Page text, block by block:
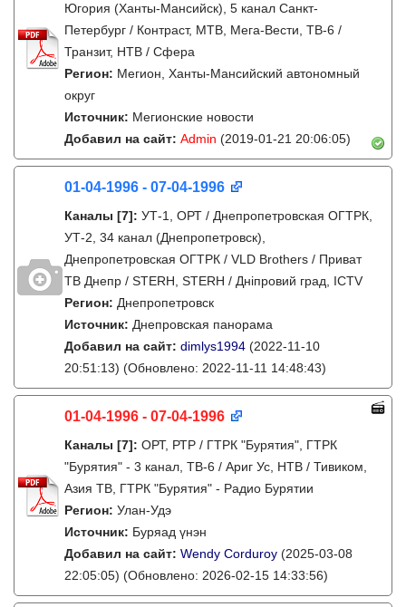
Югория (Ханты-Мансийск), 5 канал Санкт-
Петербург / Контраст, МТВ, Мега-Вести, ТВ-6 /
Транзит, НТВ / Сфера
Регион: Мегион, Ханты-Мансийский автономный
округ
Источник: Мегионские новости
Добавил на сайт: Admin (2019-01-21 20:06:05)
01-04-1996 - 07-04-1996
Каналы [7]: УТ-1, ОРТ / Днепропетровская ОГТРК,
УТ-2, 34 канал (Днепропетровск),
Днепропетровская ОГТРК / VLD Brothers / Приват
ТВ Днепр / STERH, STERH / Дніпровий град, ICTV
Регион: Днепропетровск
Источник: Днепровская панорама
Добавил на сайт: dimlys1994 (2022-11-10
20:51:13) (Обновлено: 2022-11-11 14:48:43)
01-04-1996 - 07-04-1996
Каналы [7]: ОРТ, РТР / ГТРК "Бурятия", ГТРК
"Бурятия" - 3 канал, ТВ-6 / Ариг Ус, НТВ / Тивиком,
Азия ТВ, ГТРК "Бурятия" - Радио Бурятии
Регион: Улан-Удэ
Источник: Буряад үнэн
Добавил на сайт: Wendy Corduroy (2025-03-08
22:05:05) (Обновлено: 2026-02-15 14:33:56)